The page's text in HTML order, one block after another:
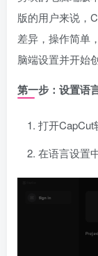
版的用户来说，
差异，操作简单
脑端设置并开始
第一步：设置语
打开CapCut
在语言设置